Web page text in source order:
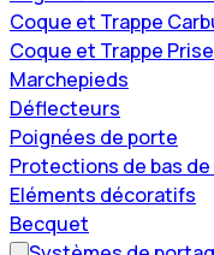
Coque et Trappe
Coque et Trappe
Marchepieds
Déflecteurs
Poignées de porte
Protections de bas
Eléments décoratifs
Becquet